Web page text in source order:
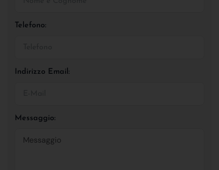
Telefono:
Indirizzo Email:
Messaggio: